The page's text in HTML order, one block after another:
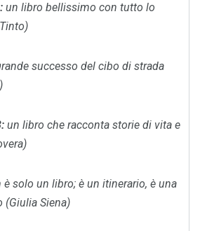
: un libro bellissimo con tutto lo
successo del cibo di strada
: un libro che racconta storie di vita e
è solo un libro; è un itinerario, è una
(Giulia Siena)